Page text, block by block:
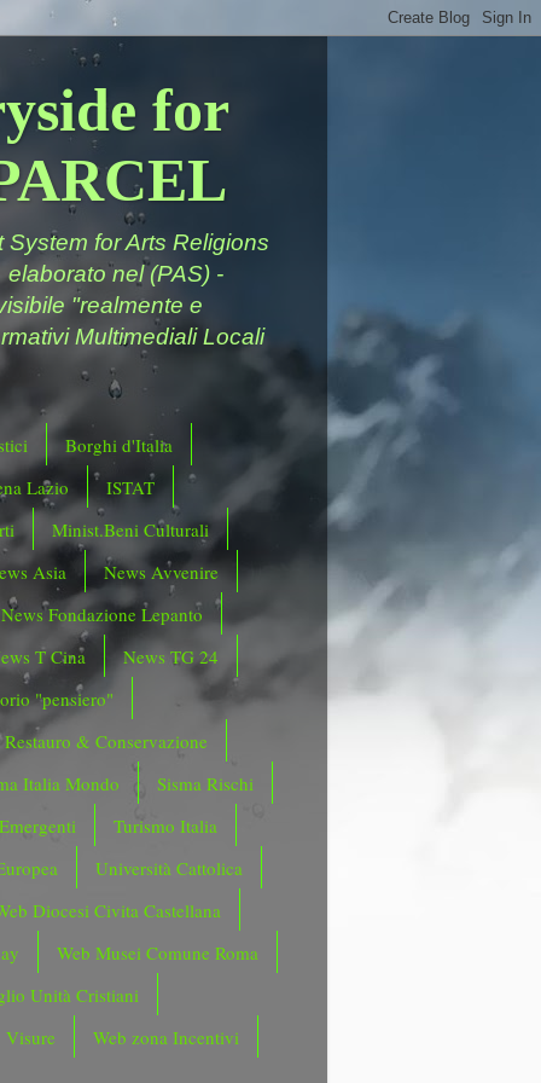
for
for Arts Religions
nel (PAS) -
"realmente e
Multimediali Locali
Borghi d'Italia
Lazio
ISTAT
Minist.Beni Culturali
Asia
News Avvenire
News Fondazione Lepanto
T Cina
News TG 24
"pensiero"
Restauro & Conservazione
Italia Mondo
Sisma Rischi
Turismo Italia
Università Cattolica
Diocesi Civita Castellana
Web Musei Comune Roma
Unità Cristiani
Visure
Web zona Incentivi